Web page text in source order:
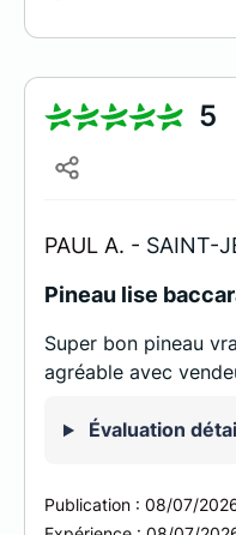
5
PAUL A. - SAINT-
Pineau lise
Super bon pineau
agréable avec
Évaluation
Publication : 08/07/